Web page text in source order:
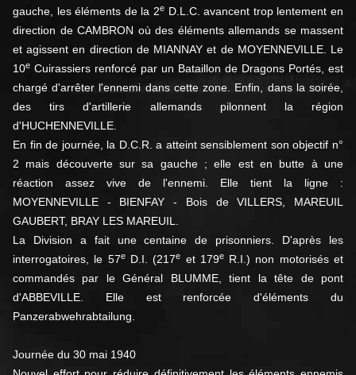
gauche, les éléments de la 2e D.L.C. avancent trop lentement en
direction de CAMBRON où des éléments allemands se massent
et agissent en direction de MIANNAY et de MOYENNEVILLE. Le
10e Cuirassiers renforcé par un Bataillon de Dragons Portés, est
chargé d'arrêter l'ennemi dans cette zone. Enfin, dans la soirée,
des tirs d'artillerie allemands pilonnent la région
d'HUCHENNEVILLE.
En fin de journée, la D.C.R. a atteint sensiblement son objectif n°
2 mais découverte sur sa gauche ; elle est en butte à une
réaction assez vive de l'ennemi. Elle tient la ligne :
MOYENNEVILLE - BIENFAY - Bois de VILLERS, MAREUIL
GAUBERT, BRAY LES MAREUIL.
La Division a fait une centaine de prisonniers. D'après les
interrogatoires, le 57eD.I. (217e et 179eR.I.) non motorisés et
commandés par le Général BLUMME, tient la tête de pont
d'ABBEVILLE. Elle est renforcée d'éléments du
Panzerabwehrabtailung.
Journée du 30 mai 1940